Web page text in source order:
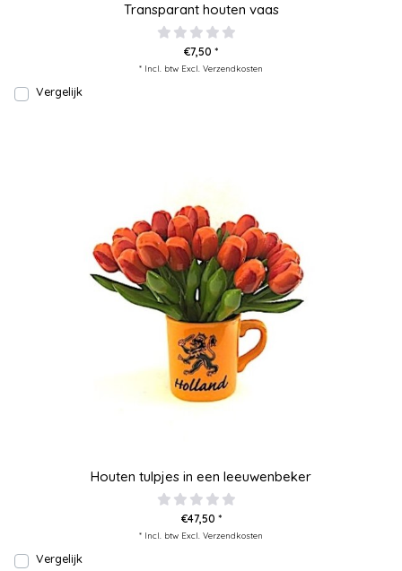
Transparant houten vaas
€7,50 *
* Incl. btw Excl. Verzendkosten
Vergelijk
Houten tulpjes in een leeuwenbeker
€47,50 *
* Incl. btw Excl. Verzendkosten
Vergelijk